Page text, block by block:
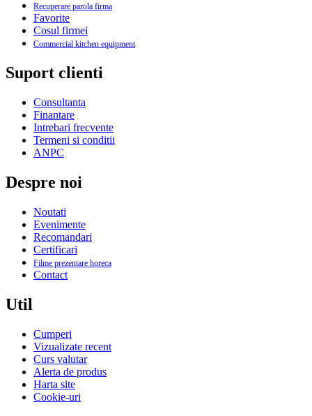
Recuperare parola firma
Favorite
Cosul firmei
Commercial kitchen equipment
Suport clienti
Consultanta
Finantare
Intrebari frecvente
Termeni si conditii
ANPC
Despre noi
Noutati
Evenimente
Recomandari
Certificari
Filme prezentare horeca
Contact
Util
Cumperi
Vizualizate recent
Curs valutar
Alerta de produs
Harta site
Cookie-uri